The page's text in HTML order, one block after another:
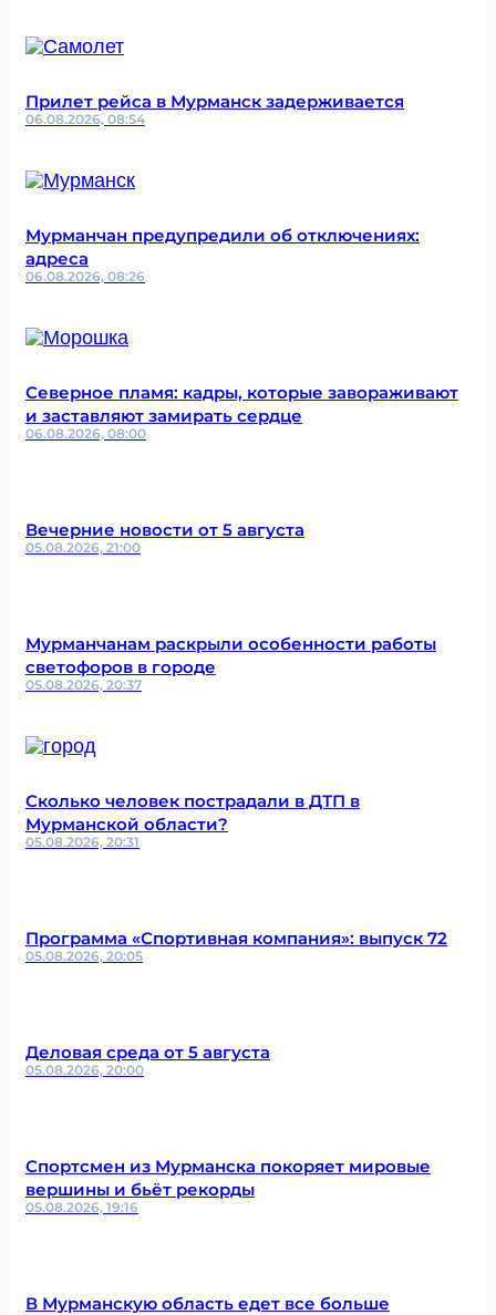
Прилет рейса в Мурманск задерживается
06.08.2026, 08:54
Мурманчан предупредили об отключениях:
адреса
06.08.2026, 08:26
Северное пламя: кадры, которые завораживают
и заставляют замирать сердце
06.08.2026, 08:00
Вечерние новости от 5 августа
05.08.2026, 21:00
Мурманчанам раскрыли особенности работы
светофоров в городе
05.08.2026, 20:37
Сколько человек пострадали в ДТП в
Мурманской области?
05.08.2026, 20:31
Программа «Спортивная компания»: выпуск 72
05.08.2026, 20:05
Деловая среда от 5 августа
05.08.2026, 20:00
Спортсмен из Мурманска покоряет мировые
вершины и бьёт рекорды
05.08.2026, 19:16
В Мурманскую область едет все больше